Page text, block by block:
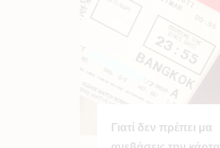
Γιατί δεν πρέπει μα